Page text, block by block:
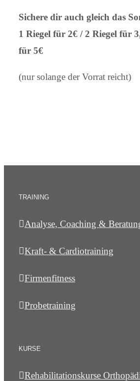
Sichere dir auch gleich das
1 Riegel für 2€ / 2 Riegel für
für 5€
(nur solange der Vorrat reicht)
TRAINING
Analyse, Coaching &
Kraft- & Cardiotraining
Firmenfitness
Probetraining
KURSE
Rehabilitationskurse